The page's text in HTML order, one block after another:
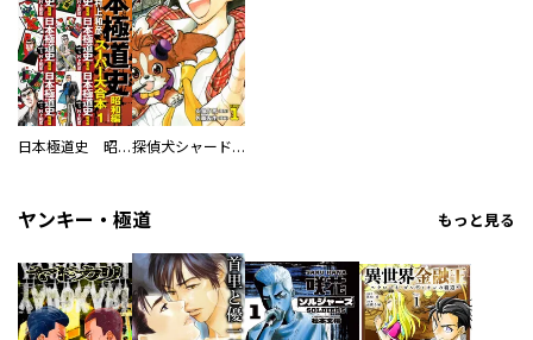
日本極道史 昭和編 スーパー大合本 探偵犬シャードック（新装版）
ヤンキー・極道 もっと見る